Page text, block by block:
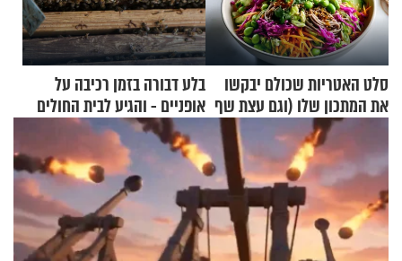
סלט האטריות שכולם יבקשו
את המתכון שלו (וגם עצת שף
להגשת הרוטב)
בלע דבורה בזמן רכיבה על
אופניים - והגיע לבית החולים
במצב מסכן חיים